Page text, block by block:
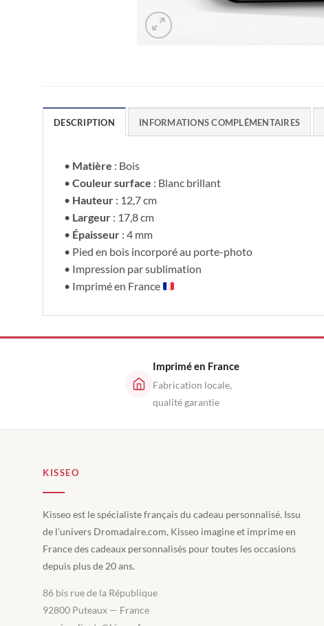
DESCRIPTION INFORMATIONS COMPLÉMENTAIRES
• Matière : Bois
• Couleur surface : Blanc brillant
• Hauteur : 12,7 cm
• Largeur : 17,8 cm
• Épaisseur : 4 mm
• Pied en bois incorporé au porte-photo
• Impression par sublimation
• Imprimé en France
Imprimé en France
Fabrication locale,
qualité garantie
KISSEO
Kisseo est le spécialiste français du cadeau personnalisé. Issu
de l'univers Dromadaire.com, Kisseo imagine et imprime en
France des cadeaux personnalisés pour toutes les occasions
depuis plus de 20 ans.
86 bis rue de la République
92800 Puteaux — France